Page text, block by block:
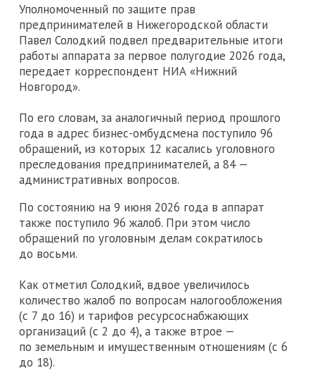
Уполномоченный по защите прав
предпринимателей в Нижегородской области
Павел Солодкий подвел предварительные итоги
работы аппарата за первое полугодие 2026 года,
передает корреспондент НИА «Нижний
Новгород».
По его словам, за аналогичный период прошлого
года в адрес бизнес-омбудсмена поступило 96
обращений, из которых 12 касались уголовного
преследования предпринимателей, а 84 —
административных вопросов.
По состоянию на 9 июня 2026 года в аппарат
также поступило 96 жалоб. При этом число
обращений по уголовным делам сократилось
до восьми.
Как отметил Солодкий, вдвое увеличилось
количество жалоб по вопросам налогообложения
(с 7 до 16) и тарифов ресурсоснабжающих
организаций (с 2 до 4), а также втрое —
по земельным и имущественным отношениям (с 6
до 18).